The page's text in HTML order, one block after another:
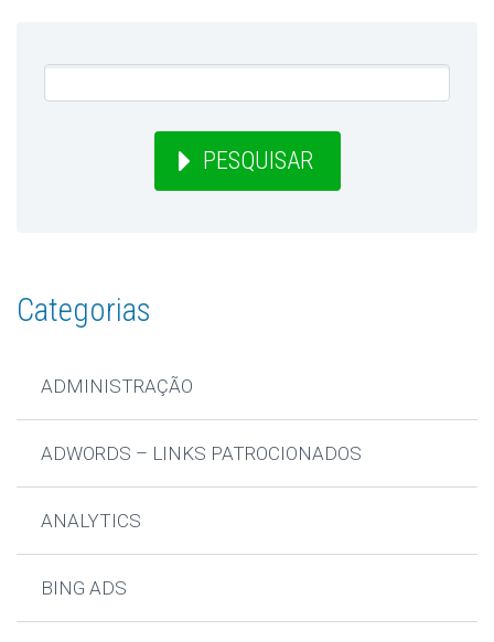
PESQUISAR
Categorias
ADMINISTRAÇÃO
ADWORDS – LINKS PATROCIONADOS
ANALYTICS
BING ADS